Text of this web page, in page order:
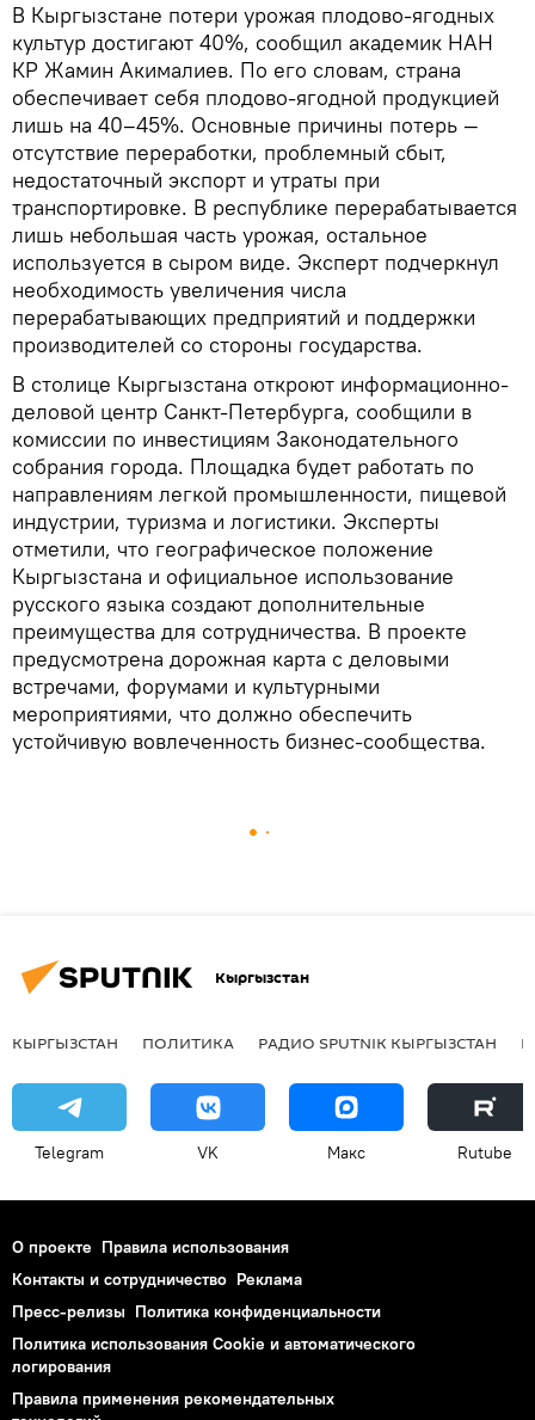
В Кыргызстане потери урожая плодово-ягодных
культур достигают 40%, сообщил академик НАН
КР Жамин Акималиев. По его словам, страна
обеспечивает себя плодово-ягодной продукцией
лишь на 40–45%. Основные причины потерь —
отсутствие переработки, проблемный сбыт,
недостаточный экспорт и утраты при
транспортировке. В республике перерабатывается
лишь небольшая часть урожая, остальное
используется в сыром виде. Эксперт подчеркнул
необходимость увеличения числа
перерабатывающих предприятий и поддержки
производителей со стороны государства.
В столице Кыргызстана откроют информационно-
деловой центр Санкт-Петербурга, сообщили в
комиссии по инвестициям Законодательного
собрания города. Площадка будет работать по
направлениям легкой промышленности, пищевой
индустрии, туризма и логистики. Эксперты
отметили, что географическое положение
Кыргызстана и официальное использование
русского языка создают дополнительные
преимущества для сотрудничества. В проекте
предусмотрена дорожная карта с деловыми
встречами, форумами и культурными
мероприятиями, что должно обеспечить
устойчивую вовлеченность бизнес-сообщества.
Кыргызстан
КЫРГЫЗСТАН ПОЛИТИКА РАДИО SPUTNIK КЫРГЫЗСТАН
Telegram VK Макс Rutube
О проекте Правила использования
Контакты и сотрудничество Реклама
Пресс-релизы Политика конфиденциальности
Политика использования Cookie и автоматического
логирования
Правила применения рекомендательных